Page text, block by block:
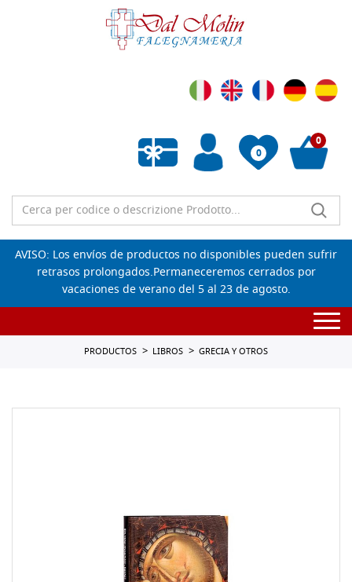
0
Lista de deseos vacía
0
AVISO: Los envíos de productos no disponibles pueden sufrir
retrasos prolongados.Permaneceremos cerrados por
vacaciones de verano del 5 al 23 de agosto.
PRODUCTOS LIBROS GRECIA Y OTROS